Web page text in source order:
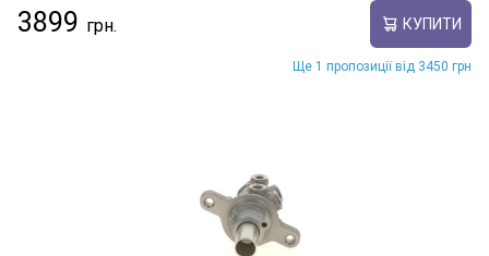
3899 КУПИТИ
Ще 1 пропозиції від 3450 грн